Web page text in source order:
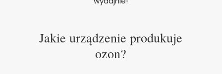
Jakie urządzenie produkuje
ozon?